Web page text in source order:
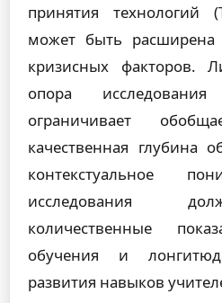
принятия технологий
может быть расширена
кризисных факторов.
опора
ограничивает
качественная глубина
контекстуальное
исследования
количественные
обучения и
развития навыков